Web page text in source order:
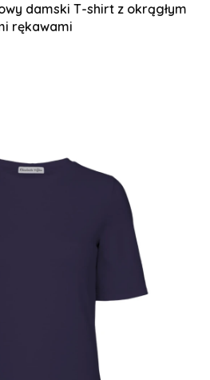
damski T-shirt z okrągłym
rękawami